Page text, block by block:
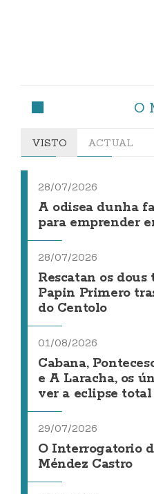
O
VISTO ACTUAL
28/07/2026
A odisea dunha
para emprender
28/07/2026
Rescatan os
Papin Primero
do Centolo
01/08/2026
Cabana,
e A Laracha, os
ver a eclipse
29/07/2026
O Interrogatorio
Méndez Castro